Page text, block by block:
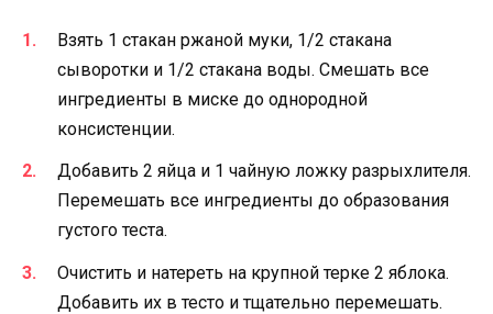
Взять 1 стакан ржаной муки, 1/2 стакана
сыворотки и 1/2 стакана воды. Смешать все
ингредиенты в миске до однородной
консистенции.
Добавить 2 яйца и 1 чайную ложку разрыхлителя.
Перемешать все ингредиенты до образования
густого теста.
Очистить и натереть на крупной терке 2 яблока.
Добавить их в тесто и тщательно перемешать.